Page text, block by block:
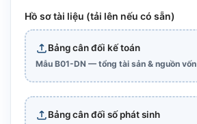
Hồ sơ tài liệu (tải lên nếu có sẵn)
Bảng cân đối kế toán
Mẫu B01-DN — tổng tài sản & nguồn vốn
Bảng cân đối số phát sinh